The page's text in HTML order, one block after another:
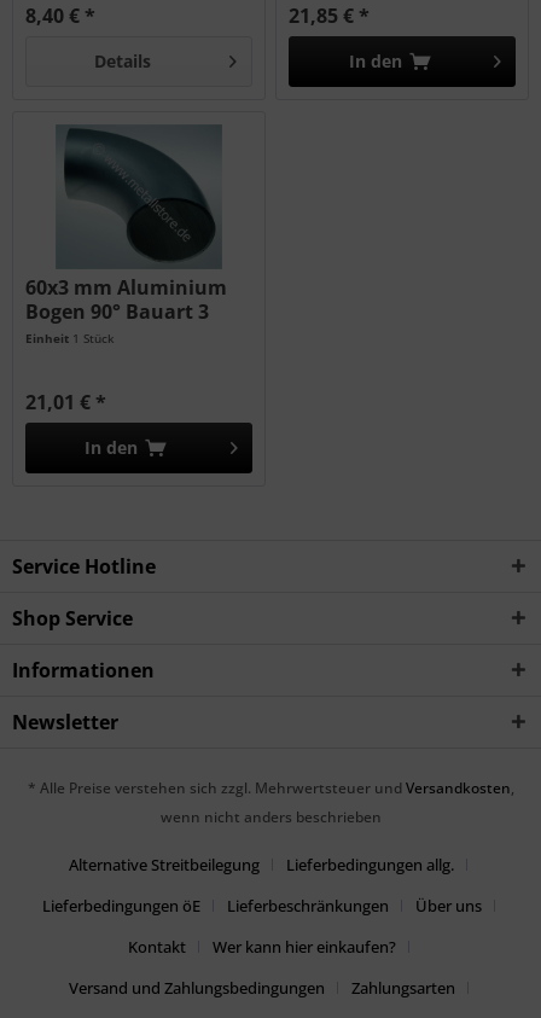
8,40 € *
Details
21,85 € *
In den
60x3 mm Aluminium
Bogen 90° Bauart 3
AlMg4,5Mn
Einheit 1 Stück
21,01 € *
In den
Service Hotline
Shop Service
Informationen
Newsletter
* Alle Preise verstehen sich zzgl. Mehrwertsteuer und Versandkosten,
wenn nicht anders beschrieben
Alternative Streitbeilegung
Lieferbedingungen allg.
Lieferbedingungen öE
Lieferbeschränkungen
Über uns
Kontakt
Wer kann hier einkaufen?
Versand und Zahlungsbedingungen
Zahlungsarten